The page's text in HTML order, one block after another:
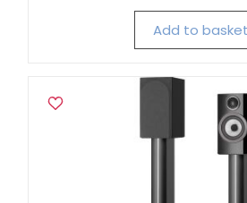
Add to basket